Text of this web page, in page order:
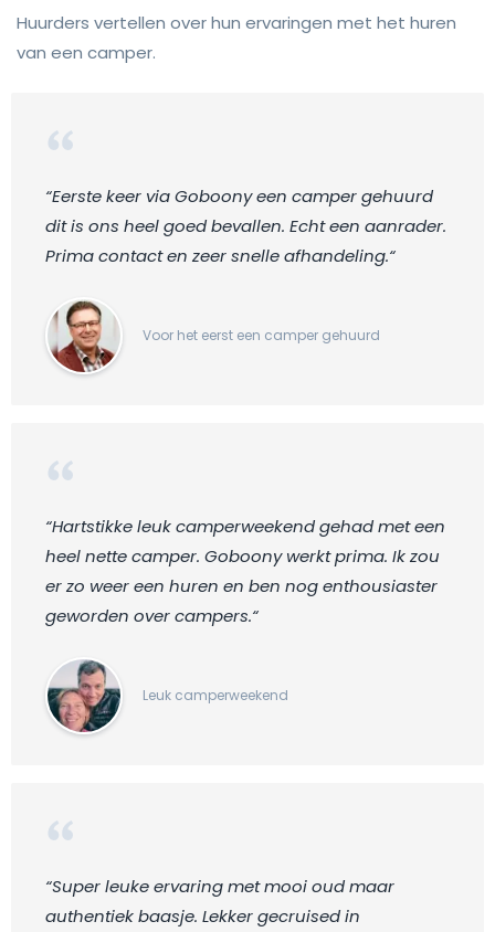
Huurders vertellen over hun ervaringen met het huren
van een camper.
“Eerste keer via Goboony een camper gehuurd
dit is ons heel goed bevallen. Echt een aanrader.
Prima contact en zeer snelle afhandeling.“
Voor het eerst een camper gehuurd
“Hartstikke leuk camperweekend gehad met een
heel nette camper. Goboony werkt prima. Ik zou
er zo weer een huren en ben nog enthousiaster
geworden over campers.“
Leuk camperweekend
“Super leuke ervaring met mooi oud maar
authentiek baasje. Lekker gecruised in